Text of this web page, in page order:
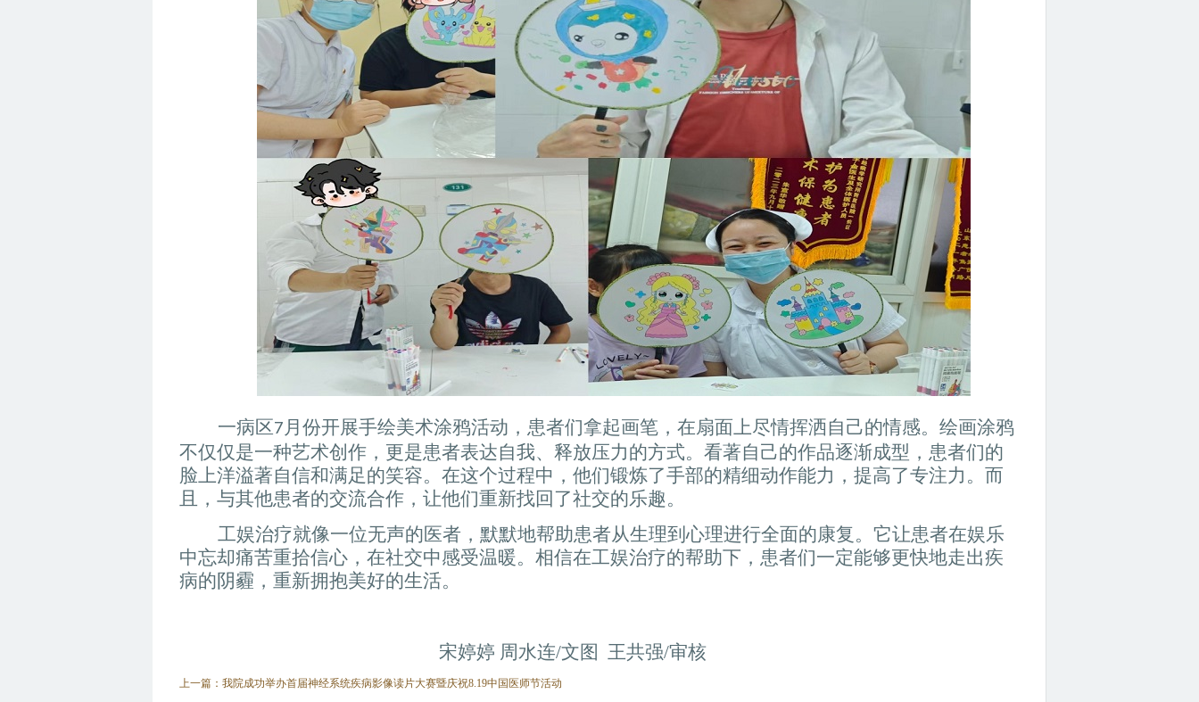
一病区7月份开展手绘美术涂鸦活动，患者们拿起画笔，在扇面上尽情挥洒自己的情感。绘画涂鸦
不仅仅是一种艺术创作，更是患者表达自我、释放压力的方式。看著自己的作品逐渐成型，患者们的
脸上洋溢著自信和满足的笑容。在这个过程中，他们锻炼了手部的精细动作能力，提高了专注力。而
且，与其他患者的交流合作，让他们重新找回了社交的乐趣。
工娱治疗就像一位无声的医者，默默地帮助患者从生理到心理进行全面的康复。它让患者在娱乐
中忘却痛苦重拾信心，在社交中感受温暖。相信在工娱治疗的帮助下，患者们一定能够更快地走出疾
病的阴霾，重新拥抱美好的生活。
宋婷婷 周水连/文图 王共强/审核
上一篇：我院成功举办首届神经系统疾病影像读片大赛暨庆祝8.19中国医师节活动